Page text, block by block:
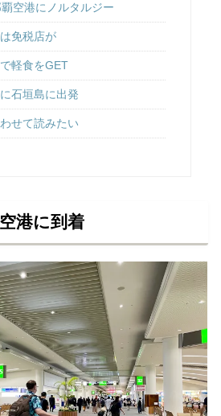
空港にノルタルジー
免税店が
軽食をGET
石垣島に出発
せて読みたい
港に到着